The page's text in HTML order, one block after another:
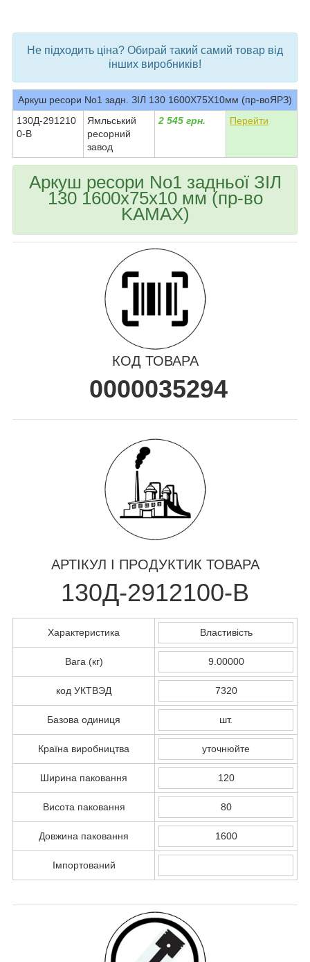
Не підходить ціна? Обирай такий самий товар від
інших виробників!
Аркуш ресори No1 задн. ЗІЛ 130 1600Х75Х10мм (пр-воЯРЗ)
130Д-291210
0-В
Ямльський
ресорний
завод
2 545 грн. Перейти
Аркуш ресори No1 задньої ЗІЛ
130 1600х75х10 мм (пр-во
KAMAX)
КОД ТОВАРА
0000035294
АРТІКУЛ І ПРОДУКТИК ТОВАРА
130Д-2912100-В
Характеристика Властивість
Вага (кг) 9.00000
код УКТВЭД 7320
Базова одиниця шт.
Країна виробництва уточнюйте
Ширина паковання 120
Висота паковання 80
Довжина паковання 1600
Імпортований